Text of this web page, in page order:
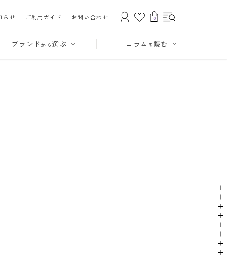
らせ ご利用ガイド お問い合わせ 0
ブランド から 選ぶ コラム を読む